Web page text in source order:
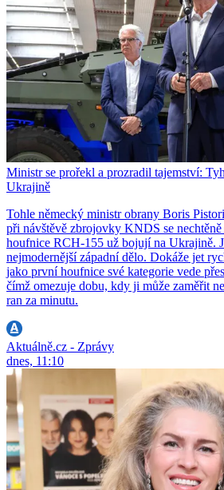
Ministr se prořekl a prozradil tajemství:
Ukrajině
Tohle německý ministr obrany Boris
při návštěvě zbrojovky KNDS se
houfnice RCH-155 už bojují na Ukrajině.
nejmodernější západní dělo. Dokáže jet
jako první houfnice své kategorie vede
čímž omezuje dobu, kdy ji může zaměřit
ran za minutu.
Aktuálně.cz - Zprávy
dnes, 11:10